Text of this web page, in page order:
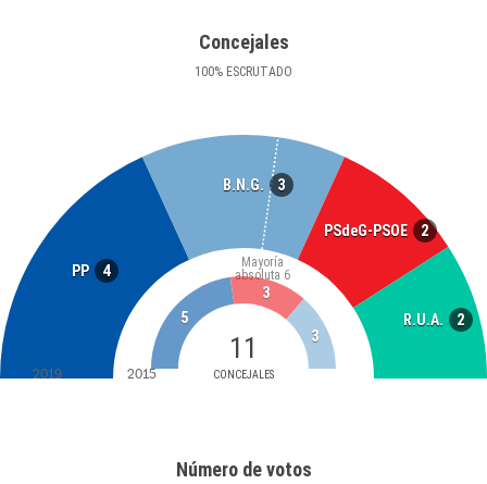
Concejales
100% ESCRUTADO
PP 4
B.N.G. 3
PSdeG-PSOE 2
R.U.A. 2
11
CONCEJALES
Mayoría
absoluta 6
5
3
3
2019 2015
Número de votos